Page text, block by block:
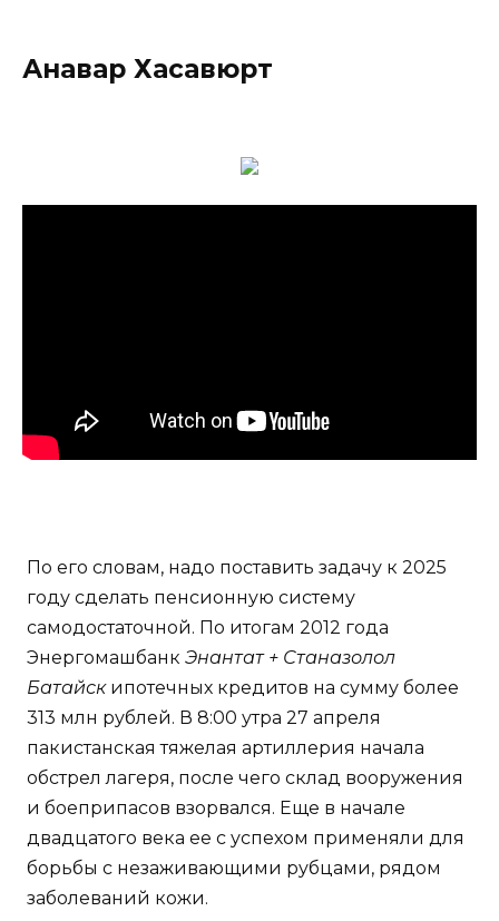
Анавар Хасавюрт
По его словам, надо поставить задачу к 2025
году сделать пенсионную систему
самодостаточной. По итогам 2012 года
Энергомашбанк Энантат + Станазолол
Батайскипотечных кредитов на сумму более
313 млн рублей. В 8:00 утра 27 апреля
пакистанская тяжелая артиллерия начала
обстрел лагеря, после чего склад вооружения
и боеприпасов взорвался. Еще в начале
двадцатого века ее с успехом применяли для
борьбы с незаживающими рубцами, рядом
заболеваний кожи.